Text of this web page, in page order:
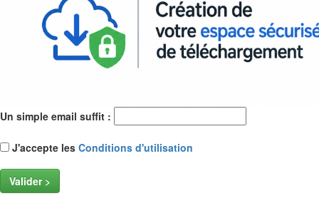
Un simple email suffit :
J'accepte les Conditions d'utilisation
Valider >